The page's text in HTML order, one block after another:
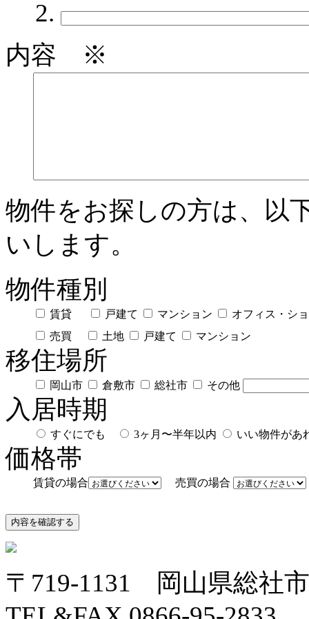
内容 ※
物件をお探しの方は、以
いします。
物件種別
賃貸 戸建て マンション
オフィス・シ
売買
土地 戸建て マンション
移住場所
岡山市 倉敷市 総社市 その他
入居時期
すぐにでも 3ヶ月〜半年以内 いい物件が
価格帯
賃貸の場合 売買の場合
〒719-1131 岡山県総社